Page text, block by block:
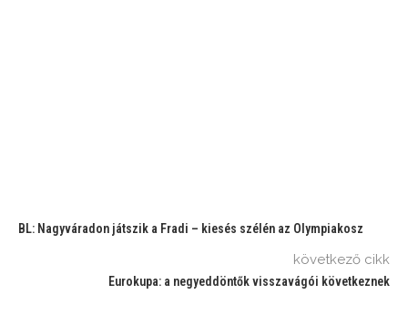
BL: Nagyváradon játszik a Fradi – kiesés szélén az Olympiakosz
következő cikk
Eurokupa: a negyeddöntők visszavágói következnek